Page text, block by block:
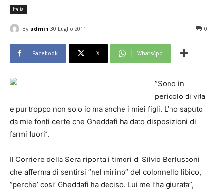
Italia
By admin 30 Luglio 2011 0
Facebook X WhatsApp
”Sono in
pericolo di vita
e purtroppo non solo io ma anche i miei figli. L’ho saputo
da mie fonti certe che Gheddafi ha dato disposizioni di
farmi fuori”.
Il Corriere della Sera riporta i timori di Silvio Berlusconi
che afferma di sentirsi ”nel mirino” del colonnello libico,
”perche’ cosi’ Gheddafi ha deciso. Lui me l’ha giurata”,